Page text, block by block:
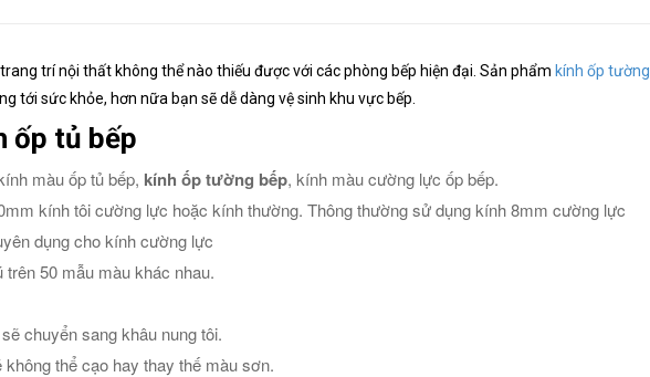
trí nội thất không thể nào thiếu được với các phòng bếp hiện đại. Sản phẩm kính ốp
tới sức khỏe, hơn nữa bạn sẽ dễ dàng vệ sinh khu vực bếp.
ốp tủ bếp
màu ốp tủ bếp, kính ốp tường bếp, kính màu cường lực ốp bếp.
kính tôi cường lực hoặc kính thường. Thông thường sử dụng kính 8mm cường lực
dụng cho kính cường lực
50 mẫu màu khác nhau.
chuyển sang khâu nung tôi.
thể cạo hay thay thế màu sơn.